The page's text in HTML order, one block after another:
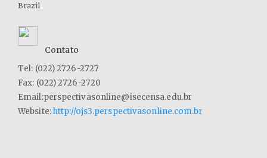
Brazil
Contato
Tel: (022) 2726-2727
Fax: (022) 2726-2720
Email:perspectivasonline@isecensa.edu.br
Website:http://ojs3.perspectivasonline.com.br